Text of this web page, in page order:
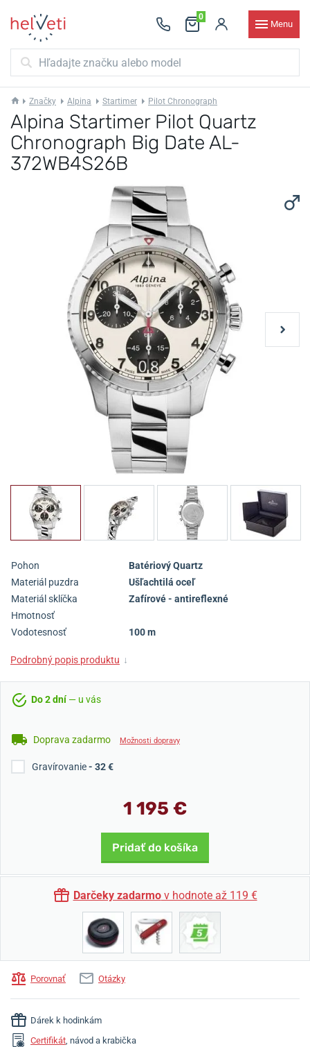
0
Menu
Značky Alpina Startimer Pilot Chronograph
Alpina Startimer Pilot Quartz
Chronograph Big Date AL-
372WB4S26B
Pohon
Batériový Quartz
Materiál puzdra
Ušľachtilá oceľ
Materiál sklíčka
Zafírové - antireflexné
Hmotnosť
Vodotesnosť
100 m
Podrobný popis produktu ↓
Do 2 dní— u vás
Doprava zadarmo Možnosti dopravy
Gravírovanie- 32 €
1 195 €
Pridať do košíka
Darčeky zadarmov hodnote až 119 €
Porovnať Otázky
Dárek k hodinkám
Certifikát, návod a krabička